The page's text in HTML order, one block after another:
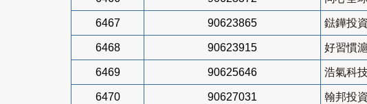
6467 90623865 鍅鏵投
6468 90623915 好習慣
6469 90625646 浩氣科
6470 90627031 翰邦投